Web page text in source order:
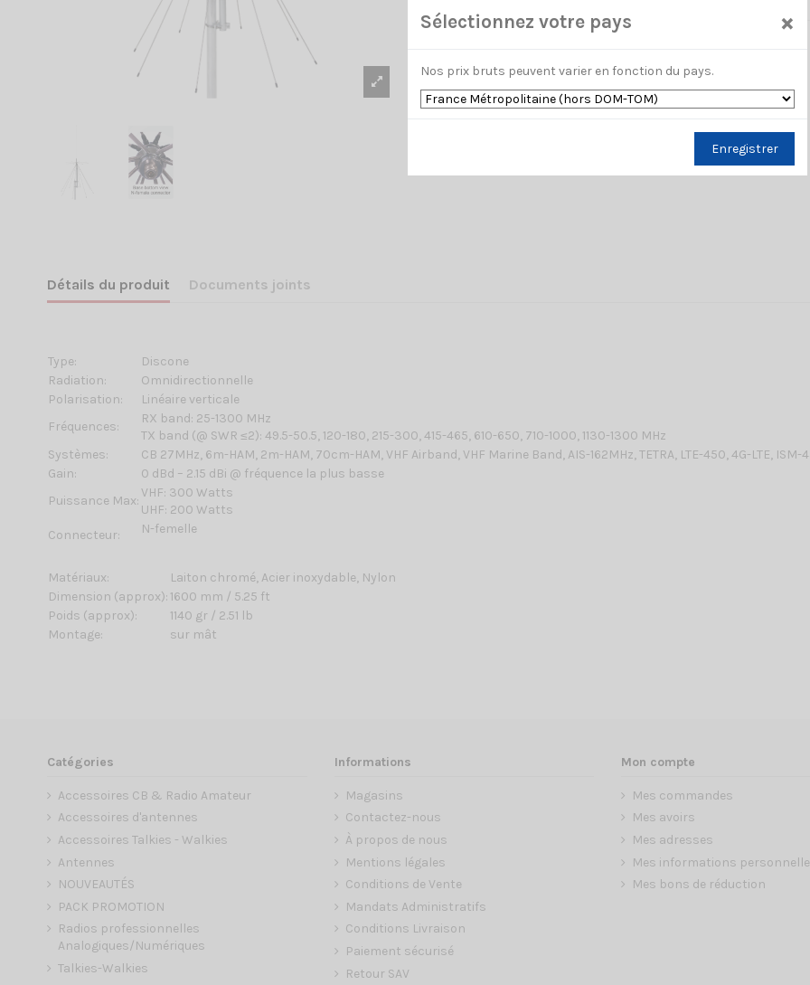
Détails du produit Documents joints
Type:
Discone
Radiation:
Omnidirectionnelle
Polarisation:
Linéaire verticale
Fréquences:
RX band: 25-1300 MHz
TX band (@ SWR ≤2): 49.5-50.5, 120-180, 215-300, 415-465, 610-650, 710-1000, 1130-1300 MHz
Systèmes:
CB 27MHz, 6m-HAM, 2m-HAM, 70cm-HAM, VHF Airband, VHF Marine Band, AIS-162MHz, TETRA, LTE-450, 4G-LTE, ISM-
Gain:
0 dBd – 2.15 dBi @ fréquence la plus basse
Puissance Max:
VHF: 300 Watts
UHF: 200 Watts
Connecteur:
N-femelle
Matériaux:
Laiton chromé, Acier inoxydable, Nylon
Dimension (approx): 1600 mm / 5.25 ft
Poids (approx):
1140 gr / 2.51 lb
Montage:
sur mât
Catégories
Accessoires CB & Radio Amateur
Accessoires d'antennes
Accessoires Talkies - Walkies
Antennes
NOUVEAUTÉS
PACK PROMOTION
Radios professionnelles
Analogiques/Numériques
Talkies-Walkies
Informations
Magasins
Contactez-nous
À propos de nous
Mentions légales
Conditions de Vente
Mandats Administratifs
Conditions Livraison
Paiement sécurisé
Retour SAV
Mon compte
Mes commandes
Mes avoirs
Mes adresses
Mes informations
Mes bons de réduction
Sélectionnez votre pays ×
Nos prix bruts peuvent varier en fonction du pays.
Enregistrer